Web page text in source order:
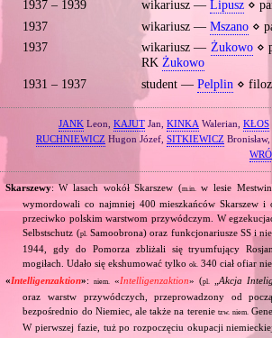
1937 – 1939 wikariusz — Lipusz⋄
1937
wikariusz — Mszano⋄
1937
wikariusz — Żukowo⋄
RK Żukowo
1931 – 1937
student — Pelplin ⋄
JANK Leon, KAJUTJan, KINKA Walerian, KŁOS
RUCHNIEWICZ Hugon Józef, SITKIEWICZ Bronisław,
Skarszewy: W lasach wokół Skarszew (m.in. w lesie
wymordowali co najmniej 400 mieszkańców Skarszew
przeciwko polskim warstwom przywódczym. W
Selbstschutz (pl. Samoobrona) oraz funkcjonariusze SS i
1944, gdy do Pomorza zbliżali się tryumfujący
mogiłach. Udało się ekshumować tylkook. 340 ciał ofiar
«Intelligenzaktion»: niem. «Intelligenzaktion» (pl. „Akcja
oraz warstw przywódczych, przeprowadzony od
bezpośrednio do Niemiec, ale także na terenie tzw. niem.
W pierwszej fazie, tuż po rozpoczęciu okupacji